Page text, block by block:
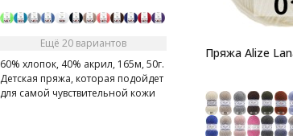
Ещё 20 вариантов
60% хлопок, 40% акрил, 165м, 50г.
Детская пряжа, которая подойдет
для самой чувствительной кожи
Пряжа Alize